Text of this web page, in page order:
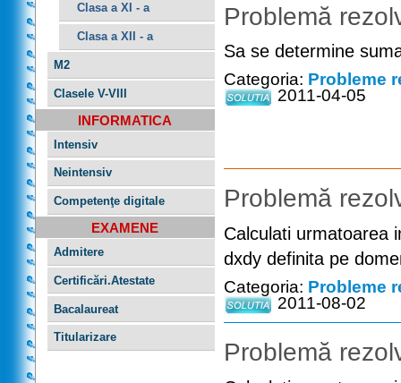
Clasa a XI - a
Clasa a XII - a
M2
Clasele V-VIII
INFORMATICA
Intensiv
Neintensiv
Competenţe digitale
EXAMENE
Admitere
Certificări.Atestate
Bacalaureat
Titularizare
Problemă
Sa se determine
Categoria: Probleme
2011-04-05
Problemă
Calculati urmatoarea
dxdy definita pe
Categoria: Probleme
2011-08-02
Problemă